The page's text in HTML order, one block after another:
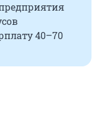
40–70